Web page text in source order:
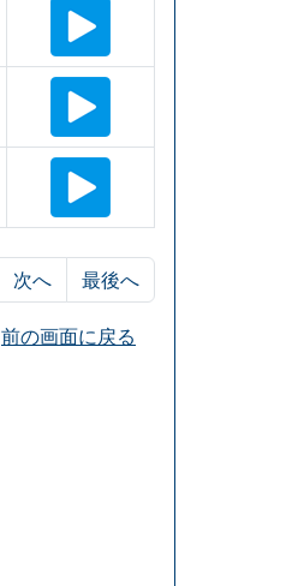
次へ 最後へ
前の画面に戻る